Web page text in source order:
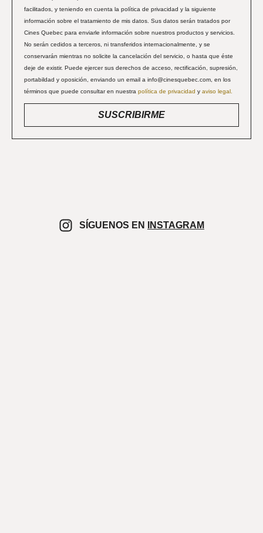
facilitados, y teniendo en cuenta la política de privacidad y la siguiente
información sobre el tratamiento de mis datos. Sus datos serán tratados por
Cines Quebec para enviarle información sobre nuestros productos y servicios.
No serán cedidos a terceros, ni transferidos internacionalmente, y se
conservarán mientras no solicite la cancelación del servicio, o hasta que éste
deje de existir. Puede ejercer sus derechos de acceso, rectificación, supresión,
portabildad y oposición, enviando un email a info@cinesquebec.com, en los
términos que puede consultar en nuestra política de privacidad y aviso legal.
SUSCRIBIRME
SÍGUENOS EN INSTAGRAM